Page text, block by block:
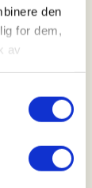
den
for dem,
av
du skal
som